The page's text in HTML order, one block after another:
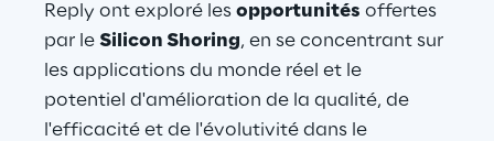
Reply ont exploré les opportunités offertes
par le Silicon Shoring, en se concentrant sur
les applications du monde réel et le
potentiel d'amélioration de la qualité, de
l'efficacité et de l'évolutivité dans le